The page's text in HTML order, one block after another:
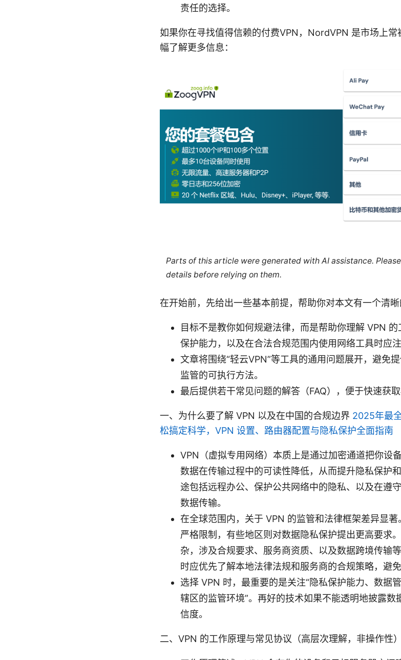
责任的选择。
如果你在寻找值得信赖的付费VPN，NordVPN 是市场上
幅了解更多信息：
Parts of this article were generated with AI assistance.
details before relying on them.
在开始前，先给出一些基本前提，帮助你对本文有一个清晰
目标不是教你如何规避法律，而是帮助你理解 VPN
保护能力，以及在合法合规范围内使用网络工具时应注
文章将围绕“轻云VPN”等工具的通用问题展开，避免
监管的可执行方法。
最后提供若干常见问题的解答（FAQ），便于快速获取
一、为什么要了解 VPN 以及在中国的合规边界 2025年最
松搞定科学，VPN 设置、路由器配置与隐私保护全面指南
VPN（虚拟专用网络）本质上是通过加密通道把你设
数据在传输过程中的可读性降低，从而提升隐私保护
途包括远程办公、保护公共网络中的隐私、以及在遵
数据传输。
在全球范围内，关于 VPN 的监管和法律框架差异显
严格限制，有些地区则对数据隐私保护提出更高要求
杂，涉及合规要求、服务商资质、以及数据跨境传输
时应优先了解本地法律法规和服务商的合规策略，避免
选择 VPN 时，最重要的是关注“隐私保护能力、数据
辖区的监管环境”。再好的技术如果不能透明地披露数
信度。
二、VPN 的工作原理与常见协议（高层次理解，非操作性）